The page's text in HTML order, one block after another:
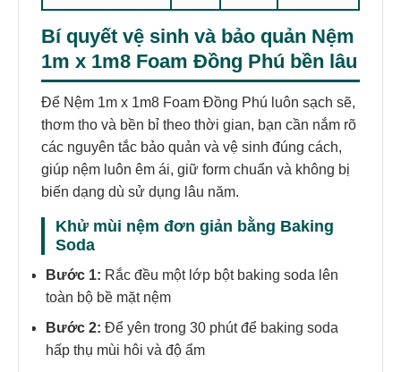
Bí quyết vệ sinh và bảo quản Nệm
1m x 1m8 Foam Đồng Phú bền lâu
Để Nệm 1m x 1m8 Foam Đồng Phú luôn sạch sẽ,
thơm tho và bền bỉ theo thời gian, bạn cần nắm rõ
các nguyên tắc bảo quản và vệ sinh đúng cách,
giúp nệm luôn êm ái, giữ form chuẩn và không bị
biến dạng dù sử dụng lâu năm.
Khử mùi nệm đơn giản bằng Baking
Soda
Bước 1: Rắc đều một lớp bột baking soda lên
toàn bộ bề mặt nệm
Bước 2: Để yên trong 30 phút để baking soda
hấp thụ mùi hôi và độ ẩm